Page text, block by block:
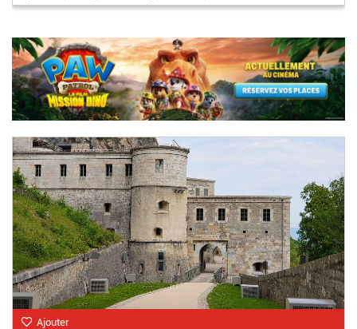
Ajouter